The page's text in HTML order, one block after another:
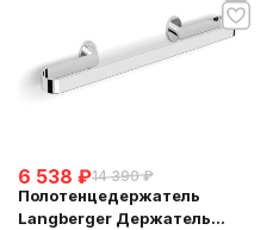
6 538 ₽14 390 ₽
Полотенцедержатель
Langberger Держатель